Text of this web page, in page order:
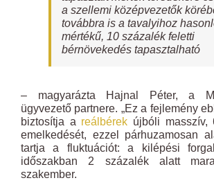
a szellemi középvezetők
továbbra is a tavalyihoz
mértékű, 10 százalék feletti
bérnövekedés tapasztalható
– magyarázta Hajnal Péter, a
ügyvezető partnere. „Ez a fejlemény
biztosítja a reálbérek újbóli masszív,
emelkedését, ezzel párhuzamosan
tartja a fluktuációt: a kilépési
időszakban 2 százalék alatt
szakember.